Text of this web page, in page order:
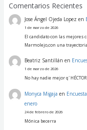
Comentarios Recientes
Jose Ángel Ojeda Lopez en
1 de marzo de 2026
El candidato con las mejores
Marmolejo,con una
Beatriz Santillán en
1 de marzo de 2026
No hay nadie mejor q' HÉCTOR
Monyca Migaja en
enero
24 de febrero de 2026
Mónica becerra